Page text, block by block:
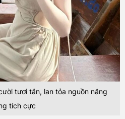
tươi tắn, lan tỏa nguồn năng
tích cực